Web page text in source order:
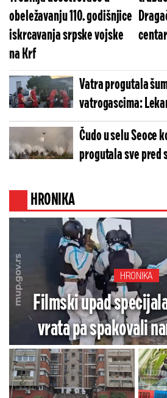
obeležavanju 110. godišnjice
iskrcavanja srpske vojske
na Krf
Vatra progutala
vatrogascima:
Ušću poslala
Čudo u selu Seoce
progutala sve pred
HRONIKA
HRONIKA
Filmski upad
vrata pa spakovali
Zaplenjeno pola
(VIDEO/